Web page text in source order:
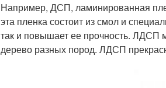
Например, ДСП, ламинированная
эта пленка состоит из смол и
так и повышает ее прочность. ЛДСП
дерево разных пород. ЛДСП